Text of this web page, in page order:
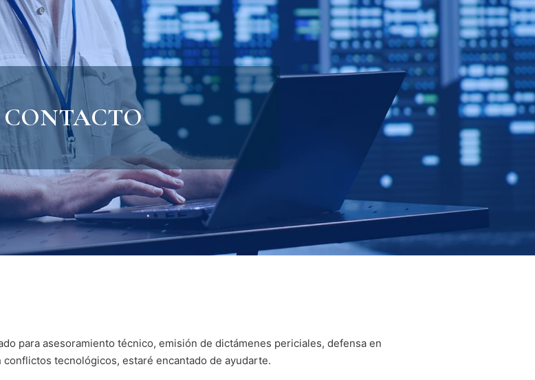
CONTACTO
para asesoramiento técnico, emisión de dictámenes periciales, defensa en
tecnológicos, estaré encantado de ayudarte.